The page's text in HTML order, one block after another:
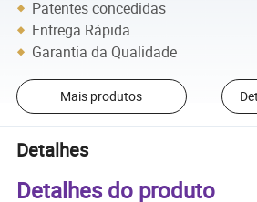
Patentes concedidas
Entrega Rápida
Garantia da Qualidade
Mais produtos
Detalhes
Detalhes do produto